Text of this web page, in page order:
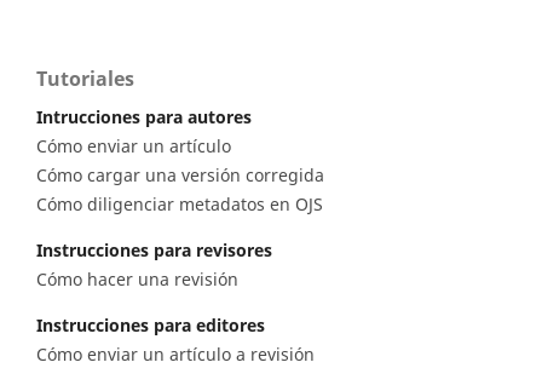
Tutoriales
Intrucciones para autores
Cómo enviar un artículo
Cómo cargar una versión corregida
Cómo diligenciar metadatos en OJS
Instrucciones para revisores
Cómo hacer una revisión
Instrucciones para editores
Cómo enviar un artículo a revisión